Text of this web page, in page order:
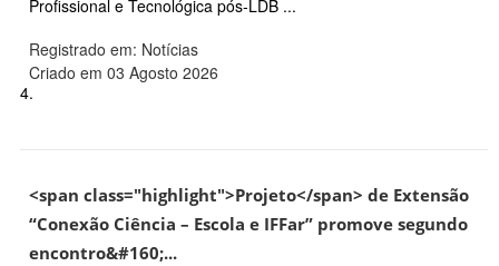
Profissional e Tecnológica pós-LDB ...
Registrado em: Notícias
Criado em 03 Agosto 2026
4.
<span class="highlight">Projeto</span> de Extensão
“Conexão Ciência – Escola e IFFar” promove segundo
encontro&#160;...